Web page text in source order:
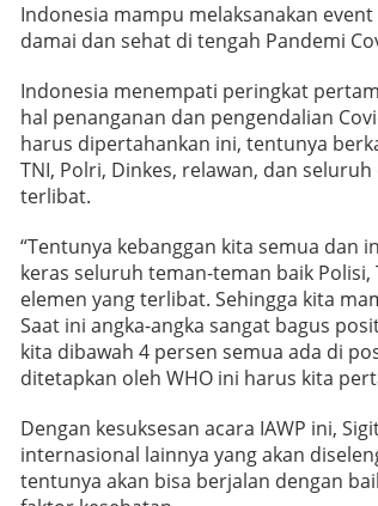
Indonesia mampu melaksanakan
damai dan sehat di tengah Pandemi
Indonesia menempati peringkat
hal penanganan dan pengendalian
harus dipertahankan ini, tentunya
TNI, Polri, Dinkes, relawan, dan
terlibat.
“Tentunya kebanggan kita semua dan
keras seluruh teman-teman baik
elemen yang terlibat. Sehingga kita
Saat ini angka-angka sangat bagus
kita dibawah 4 persen semua ada di
ditetapkan oleh WHO ini harus kita
Dengan kesuksesan acara IAWP ini,
internasional lainnya yang akan
tentunya akan bisa berjalan dengan